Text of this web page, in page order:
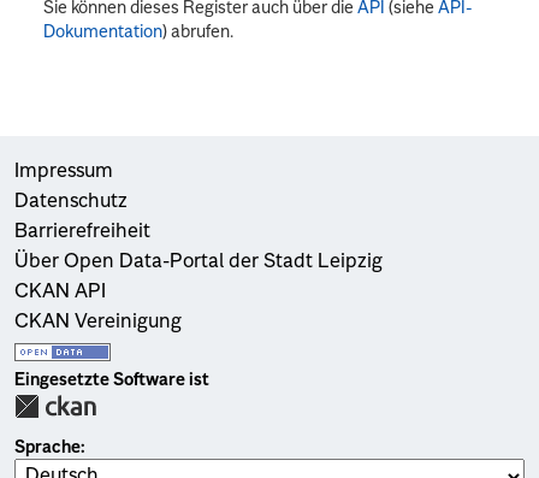
Sie können dieses Register auch über dieAPI (sieheAPI-
Dokumentation) abrufen.
Impressum
Datenschutz
Barrierefreiheit
Über Open Data-Portal der Stadt Leipzig
CKAN API
CKAN Vereinigung
Eingesetzte Software ist
Sprache